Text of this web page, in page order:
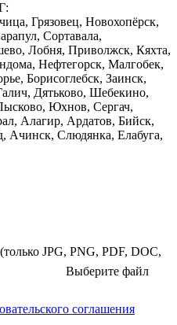
Грязовец, Новохопёрск,
Сортавала,
Лобня, Приволжск, Кяхта,
Нефтегорск, Малгобек,
Борисоглебск, Заинск,
Дятьково, Шебекино,
Юхнов, Сергач,
Алагир, Ардатов, Бийск,
Ачинск, Слюдянка, Елабуга,
JPG, PNG, PDF, DOC,
Выберите файл
соглашения